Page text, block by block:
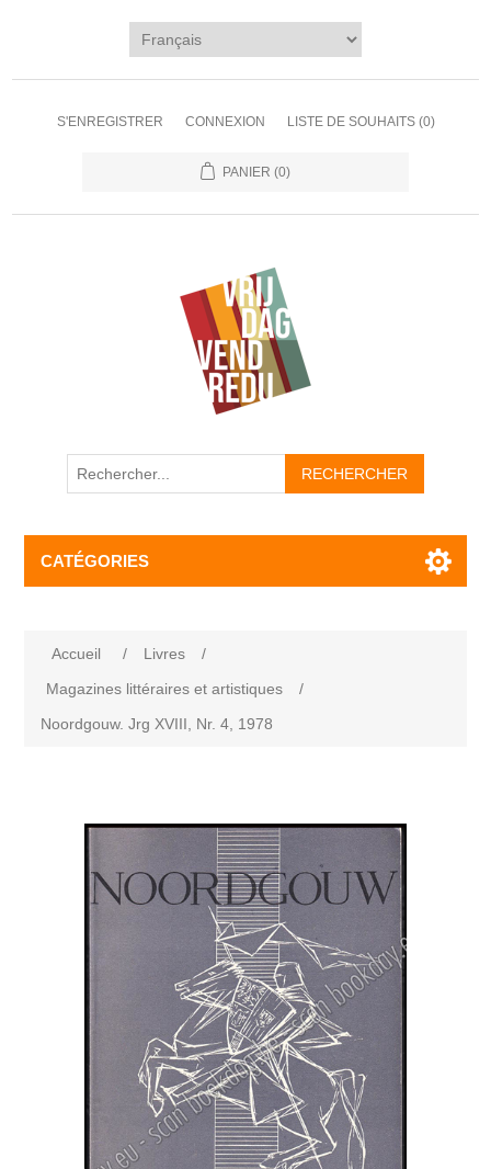
S'ENREGISTRER CONNEXION LISTE DE SOUHAITS (0)
PANIER (0)
CATÉGORIES
Accueil / Livres
/
Magazines littéraires et artistiques
/
Noordgouw. Jrg XVIII, Nr. 4, 1978